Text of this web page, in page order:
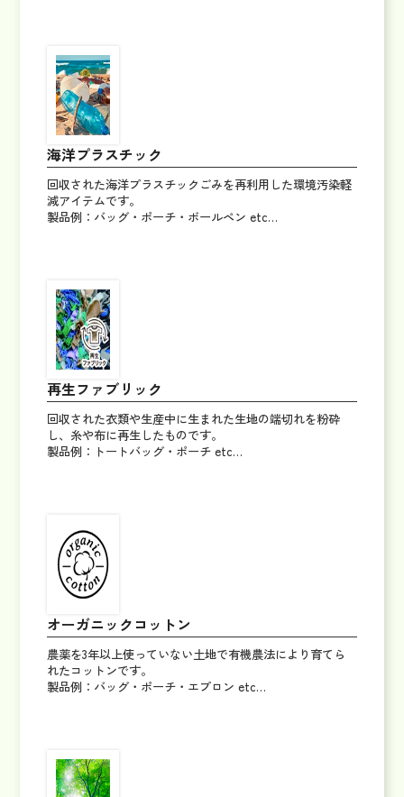
海洋プラスチック
回収された海洋プラスチックごみを再利用した環境汚染軽
減アイテムです。
製品例：バッグ・ポーチ・ボールペン etc…
再生ファブリック
回収された衣類や生産中に生まれた生地の端切れを粉砕
し、糸や布に再生したものです。
製品例：トートバッグ・ポーチ etc…
オーガニックコットン
農薬を3年以上使っていない土地で有機農法により育てら
れたコットンです。
製品例：バッグ・ポーチ・エプロン etc…